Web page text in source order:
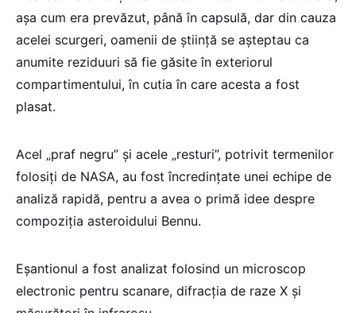
aşa cum era prevăzut, până în capsulă, dar din cauza
acelei scurgeri, oamenii de ştiinţă se aşteptau ca
anumite reziduuri să fie găsite în exteriorul
compartimentului, în cutia în care acesta a fost
plasat.
Acel „praf negru” şi acele „resturi”, potrivit termenilor
folosiţi de NASA, au fost încredinţate unei echipe de
analiză rapidă, pentru a avea o primă idee despre
compoziţia asteroidului Bennu.
Eşantionul a fost analizat folosind un microscop
electronic pentru scanare, difracţia de raze X şi